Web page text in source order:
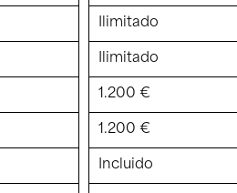
Ilimitado
Ilimitado
1.200 €
1.200 €
Incluido